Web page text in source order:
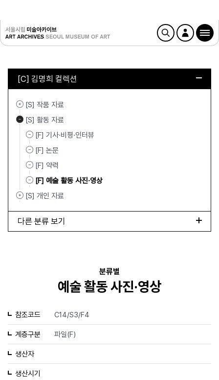
[C] 김명희 컬렉션
[S] 작품 자료
[S] 활동 자료
[F] 기사·비평·인터뷰
[F] 논문
[F] 약력
[F] 예술 활동 사진·영상
[S] 개인 자료
다른 분류 보기
분류별
예술 활동 사진·영상
참조코드 C14/S3/F4
계층구분 파일(F)
생산자
생산시기